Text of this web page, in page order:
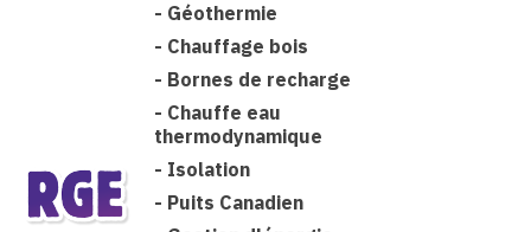
- Géothermie
- Chauffage bois
- Bornes de recharge
- Chauffe eau
thermodynamique
- Isolation
- Puits Canadien